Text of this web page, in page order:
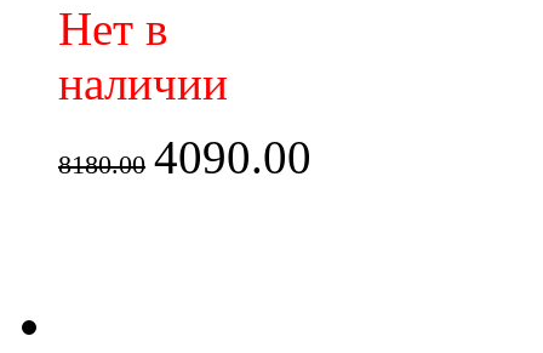
Нет в
наличии
8180.00 4090.00